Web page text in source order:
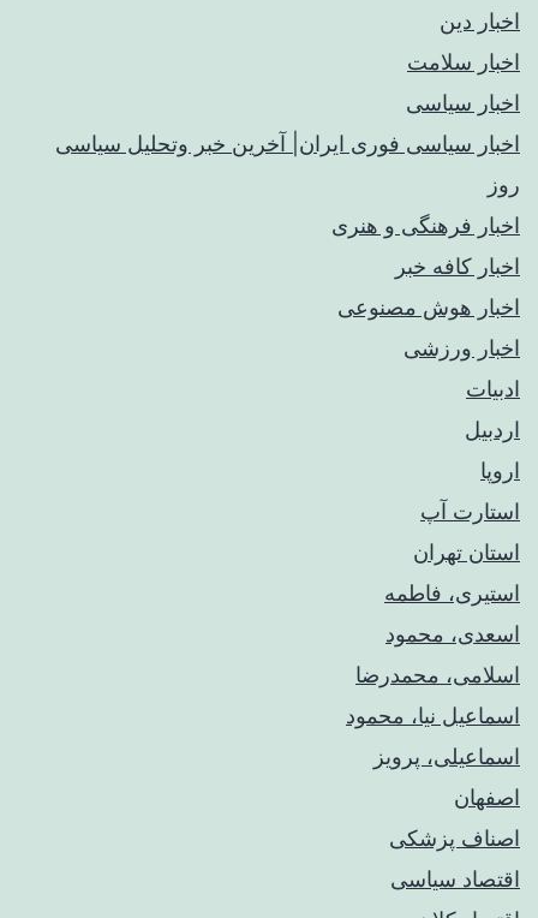
اخبار دین
اخبار سلامت
اخبار سیاسی
اخبار سیاسی فوری ایران| آخرین خبر وتحلیل سیاسی
روز
اخبار فرهنگی و هنری
اخبار کافه خبر
اخبار هوش مصنوعی
اخبار ورزشی
ادبیات
اردبیل
اروپا
استارت آپ
استان تهران
استیری، فاطمه
اسعدی، محمود
اسلامی، محمدرضا
اسماعیل نیا، محمود
اسماعیلی، پرویز
اصفهان
اصناف پزشکی
اقتصاد سیاسی